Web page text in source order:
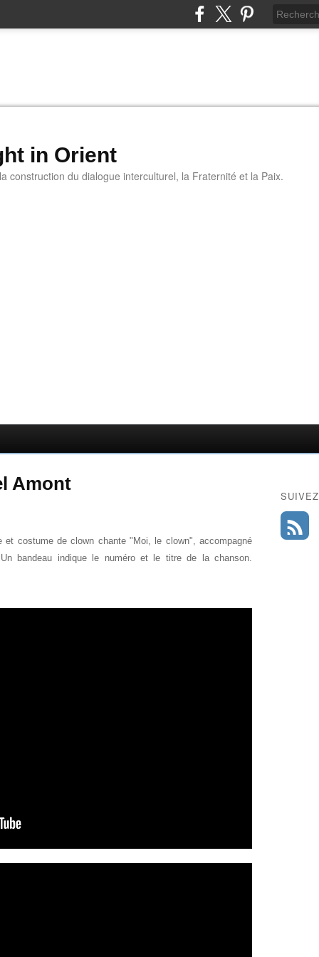
in Orient
construction du dialogue interculturel, la Fraternité et la Paix.
Amont
et costume de clown chante "Moi, le clown", accompagné
bandeau indique le numéro et le titre de la chanson.